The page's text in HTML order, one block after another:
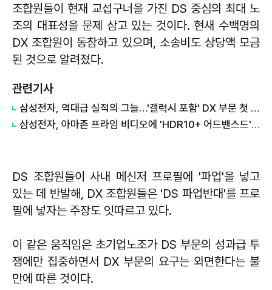
조합원들이 현재 교섭구너을 가진 DS 중심의 최대 노
조의 대표성을 문제 삼고 있는 것이다. 현새 수백명의
DX 조합원이 동참하고 있으며, 소송비도 상당액 모금
된 것으로 알려졌다.
관련기사
삼성전자, 역대급 실적의 그늘…'갤럭시 포함' DX 부문 첫 적자
삼성전자, 아마존 프라임 비디오에 'HDR10+ 어드밴스드' 기술 선보여
DS 조합원들이 사내 메신저 프로필에 '파업'을 넣고
있는 데 반발해, DX 조합원들은 'DS 파업반대'를 프로
필에 넣자는 주장도 잇따르고 있다.
이 같은 움직임은 초기업노조가 DS 부문의 성과급 투
쟁에만 집중하면서 DX 부문의 요구는 외면한다는 불
만에 따른 것이다.